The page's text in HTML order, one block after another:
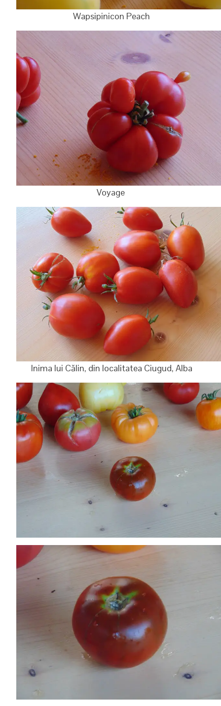
Wapsipinicon Peach
Voyage
Inima lui Călin, din localitatea Ciugud, Alba